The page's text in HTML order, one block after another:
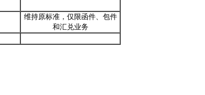
维持原标准，仅限函件、包件
和汇兑业务